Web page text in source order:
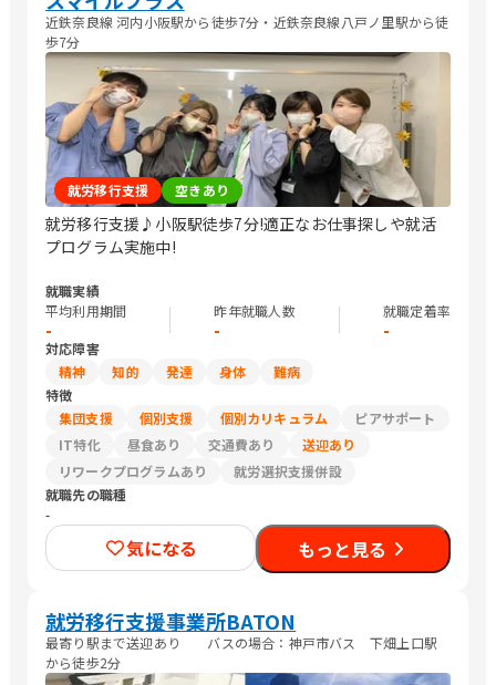
近鉄奈良線 河内小阪駅から徒歩7分・近鉄奈良線八戸ノ里駅から徒
歩7分
就労移行支援 空きあり
就労移行支援♪小阪駅徒歩7分!適正なお仕事探しや就活
プログラム実施中!
就職実績
平均利用期間
-
昨年就職人数
-
就職定着率
-
対応障害
精神
知的 発達 身体
難病
特徴
集団支援
個別支援 個別カリキュラム
ピアサポート
IT特化
昼食あり 交通費あり
送迎あり
リワークプログラムあり
就労選択支援併設
就職先の職種
-
気になる もっと見る
就労移行支援事業所BATON
最寄り駅まで送迎あり バスの場合：神戸市バス 下畑上口駅
から徒歩2分